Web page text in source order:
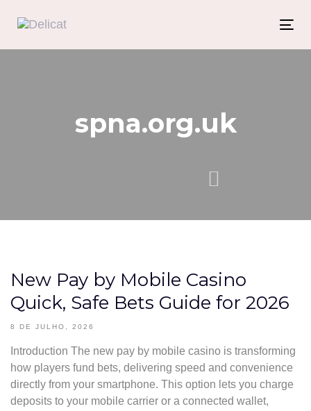
links
spna.org.uk
New Pay by Mobile Casino
Quick, Safe Bets Guide for 2026
8 DE JULHO, 2026
Introduction The new pay by mobile casino is transforming
how players fund bets, delivering speed and convenience
directly from your smartphone. This option lets you charge
deposits to your mobile carrier or a connected wallet,